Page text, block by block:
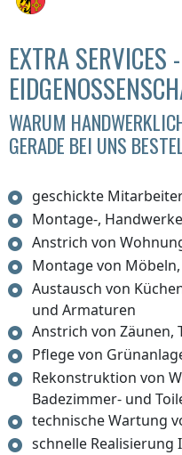
EXTRA SERVICES
WARUM
GERADE BEI UNS
geschickte
Montage-,
Anstrich von
Montage von
Austausch von
und Armaturen
Anstrich von Zäunen,
Pflege von
Rekonstruktion von
Badezimmer- und
technische Wartung
schnelle Realisierung